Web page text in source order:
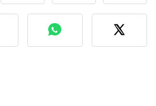
photo de